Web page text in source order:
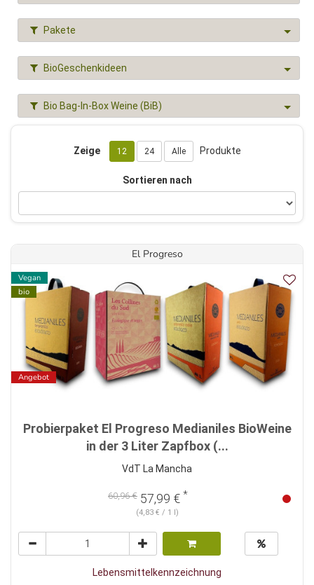
Pakete
BioGeschenkideen
Bio Bag-In-Box Weine (BiB)
Zeige 12 24 Alle Produkte
Sortieren nach
El Progreso
Vegan
bio
Angebot
Probierpaket El Progreso Medianiles BioWeine
in der 3 Liter Zapfbox (...
VdT La Mancha
60,96 € 57,99 € *
(4,83 € / 1 l)
Lebensmittelkennzeichnung